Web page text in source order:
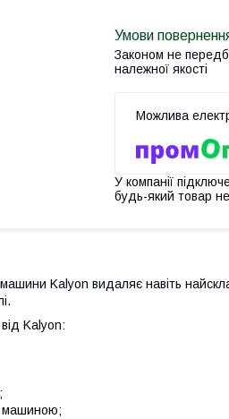
Законом не
належної якості
У компанії
будь-який товар
Kalyon видаляє навіть
Kalyon:
машиною;